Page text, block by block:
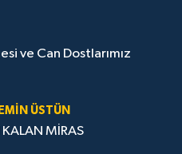
ve Can Dostlarımız
ÜSTÜN
MİRAS